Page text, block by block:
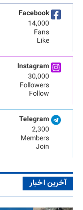
Facebook
14,000
Fans
Like
Instagram
30,000
Followers
Follow
Telegram
2,300
Members
Join
آخرین اخبار